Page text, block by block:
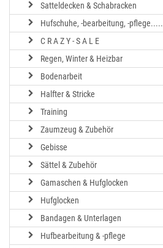
Satteldecken & Schabracken
Hufschuhe, -bearbeitung, -pflege.....
C R A Z Y - S A L E
Regen, Winter & Heizbar
Bodenarbeit
Halfter & Stricke
Training
Zaumzeug & Zubehör
Gebisse
Sättel & Zubehör
Gamaschen & Hufglocken
Hufglocken
Bandagen & Unterlagen
Hufbearbeitung & -pflege